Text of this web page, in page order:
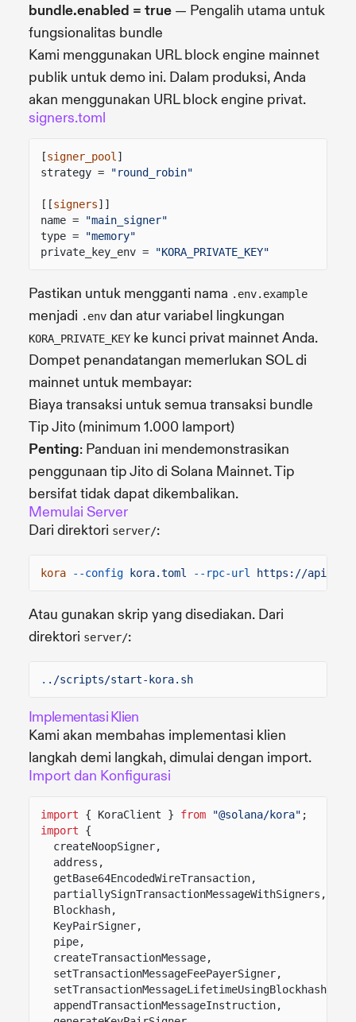
bundle.enabled = true — Pengalih utama untuk
fungsionalitas bundle
Kami menggunakan URL block engine mainnet
publik untuk demo ini. Dalam produksi, Anda
akan menggunakan URL block engine privat.
signers.toml
[signer_pool ]
strategy =
"round_robin"
[[signers]]
name =
"main_signer"
type =
"memory"
private_key_env =
"KORA_PRIVATE_KEY"
Pastikan untuk mengganti nama .env.example
menjadi .env dan atur variabel lingkungan
KORA_PRIVATE_KEY ke kunci privat mainnet Anda.
Dompet penandatangan memerlukan SOL di
mainnet untuk membayar:
Biaya transaksi untuk semua transaksi bundle
Tip Jito (minimum 1.000 lamport)
Penting: Panduan ini mendemonstrasikan
penggunaan tip Jito di Solana Mainnet. Tip
bersifat tidak dapat dikembalikan.
Memulai Server
Dari direktori server/:
kora --config kora.toml --rpc-url https://
Atau gunakan skrip yang disediakan. Dari
direktori server/:
. ./scripts/start-kora.sh
Implementasi Klien
Kami akan membahas implementasi klien
langkah demi langkah, dimulai dengan import.
Import dan Konfigurasi
import { KoraClient } from "@solana/kora" ;
import
{
createNoopSigner,
address,
getBase64EncodedWireTransaction,
partiallySignTransactionMessageWithSigners,
Blockhash,
KeyPairSigner,
pipe,
createTransactionMessage,
setTransactionMessageFeePayerSigner,
setTransactionMessageLifetimeUsingBlockhash,
appendTransactionMessageInstruction,